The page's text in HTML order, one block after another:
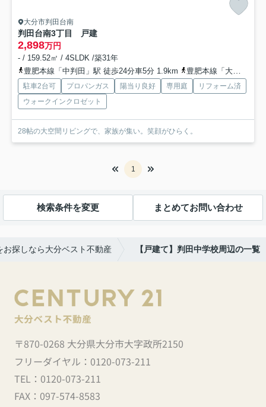
大分市判田台南
判田台南3丁目 戸建
2,898万円
- / 159.52㎡ / 4SLDK /築31年
豊肥本線「中判田」駅 徒歩24分車5分 1.9km
豊肥本線「大分大学前」駅 徒歩39分車8分 3.1km
駐車2台可 プロパンガス 陽当り良好 専用庭
リフォーム済
ウォークインクロゼット
28帖の大空間リビングで、家族が集い。笑顔がひらく。
1
検索条件を変更 まとめてお問い合わせ
お探しなら大分ベスト不動産 【戸建て】判田中学校周辺の一覧
〒870-0268 大分県大分市大字政所2150
フリーダイヤル： 0120-073-211
TEL： 0120-073-211
FAX： 097-574-8583